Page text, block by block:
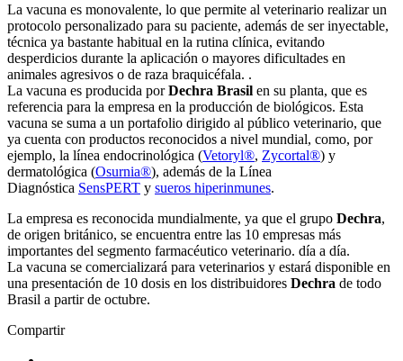
La vacuna es monovalente, lo que permite al veterinario realizar un
protocolo personalizado para su paciente, además de ser inyectable,
técnica ya bastante habitual en la rutina clínica, evitando
desperdicios durante la aplicación o mayores dificultades en
animales agresivos o de raza braquicéfala. .
La vacuna es producida porDechra Brasil en su planta, que es
referencia para la empresa en la producción de biológicos. Esta
vacuna se suma a un portafolio dirigido al público veterinario, que
ya cuenta con productos reconocidos a nivel mundial, como, por
ejemplo, la línea endocrinológica (Vetoryl®, Zycortal®) y
dermatológica (Osurnia®), además de la Línea
Diagnóstica SensPERT y sueros hiperinmunes.
La empresa es reconocida mundialmente, ya que el grupo Dechra,
de origen británico, se encuentra entre las 10 empresas más
importantes del segmento farmacéutico veterinario. día a día.
La vacuna se comercializará para veterinarios y estará disponible en
una presentación de 10 dosis en los distribuidores Dechra de todo
Brasil a partir de octubre.
Compartir